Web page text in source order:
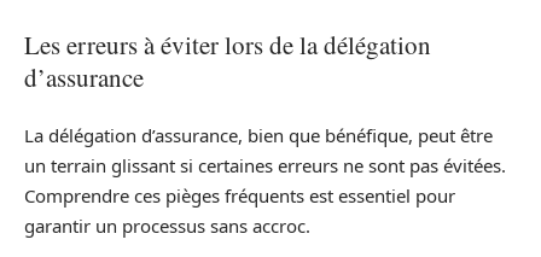
Les erreurs à éviter lors de la délégation
d’assurance
La délégation d’assurance, bien que bénéfique, peut être
un terrain glissant si certaines erreurs ne sont pas évitées.
Comprendre ces pièges fréquents est essentiel pour
garantir un processus sans accroc.